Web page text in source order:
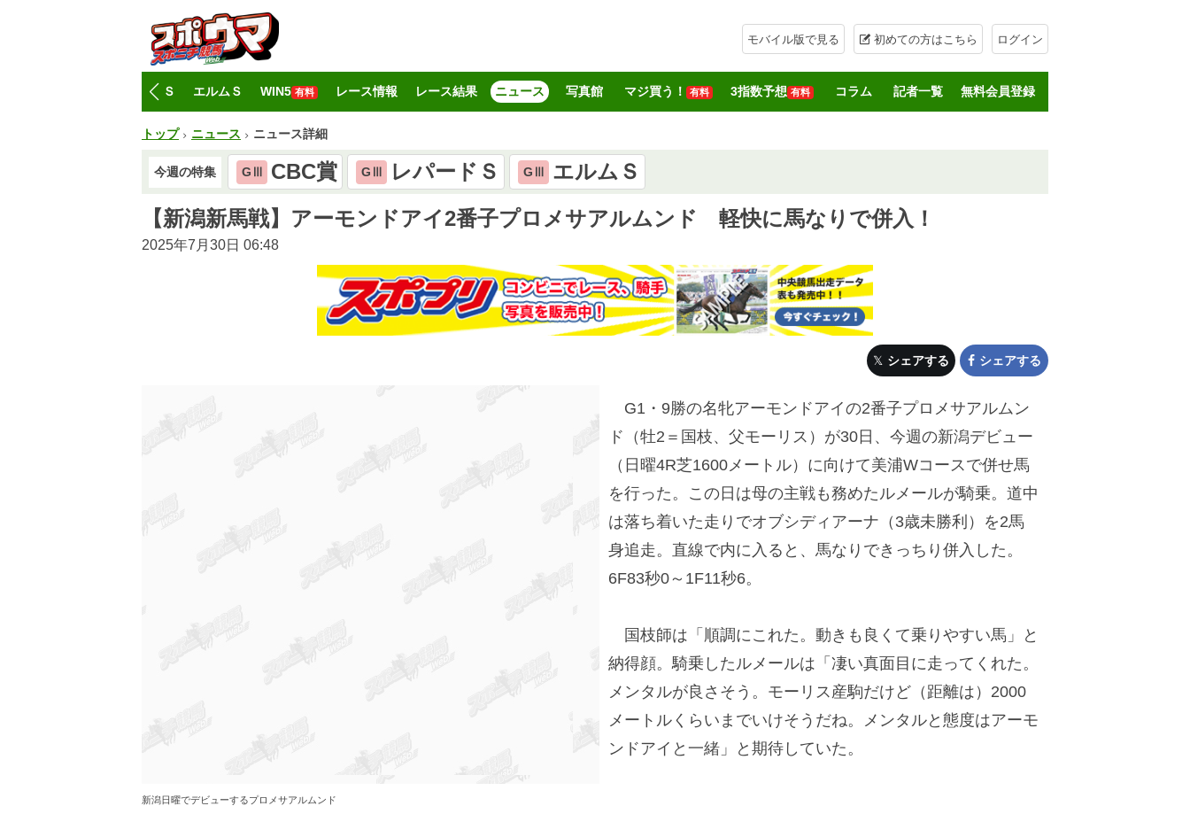
モバイル版で見る 初めての方はこちら ログイン
レパードＳ エルムＳ WIN5 有料 レース情報 レース結果 ニュース 写真館 マジ買う！ 有料 3指数予想 有料 コラム 記者一覧 無料会員登録
トップ ニュース ニュース詳細
今週の特集 GⅢ CBC賞 GⅢ レパードＳ GⅢ
エルムＳ
【新潟新馬戦】アーモンドアイ2番子プロメサアルムンド 軽快に馬なりで併入！
2025年7月30日 06:48
シェアする シェアする
新潟日曜でデビューするプロメサアルムンド
G1・9勝の名牝アーモンドアイの2番子プロメサアルムン
ド（牡2＝国枝、父モーリス）が30日、今週の新潟デビュー
（日曜4R芝1600メートル）に向けて美浦Wコースで併せ馬
を行った。この日は母の主戦も務めたルメールが騎乗。道中
は落ち着いた走りでオブシディアーナ（3歳未勝利）を2馬
身追走。直線で内に入ると、馬なりできっちり併入した。
6F83秒0～1F11秒6。
国枝師は「順調にこれた。動きも良くて乗りやすい馬」と
納得顔。騎乗したルメールは「凄い真面目に走ってくれた。
メンタルが良さそう。モーリス産駒だけど（距離は）2000
メートルくらいまでいけそうだね。メンタルと態度はアーモ
ンドアイと一緒」と期待していた。